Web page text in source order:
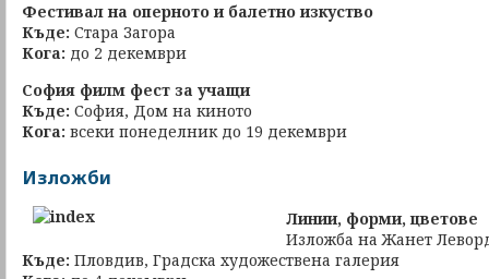
Фестивал на оперното и балетно изкуство
Къде: Стара Загора
Кога: до 2 декември
София филм фест за учащи
Къде: София, Дом на киното
Кога: всеки понеделник до 19 декември
Изложби
Линии, форми, цветове
Изложба на Жанет
Къде: Пловдив, Градска художествена галерия